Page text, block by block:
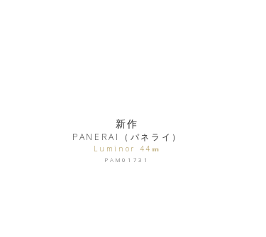
新作
PANERAI（パネライ）
Luminor 44㎜
PAM01731